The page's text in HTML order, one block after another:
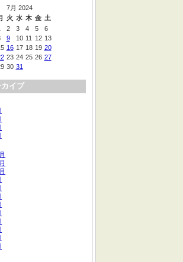
7月 2024
火 水 木 金 土
2 3 4 5
6
9 10 11 12 13
16 17 18 19 20
23 24 25 26 27
30 31
イブ